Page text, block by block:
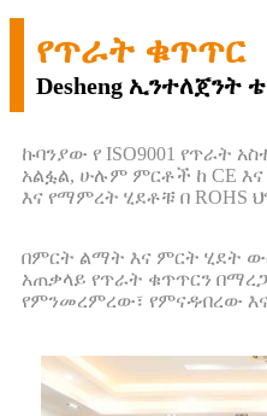
የጥራት ቁጥጥር
Desheng ኢንተለጀንት
ኩባንያው የ ISO9001 የጥራት
አልፏል, ሁሉም ምርቶች ከ CE እና
እና የማምረት ሂደቶቹ በ ROHS
በምርት ልማት እና ምርት ሂደት
አጠቃላይ የጥራት ቁጥጥርን
የምንመረምረው፣ የምናዳብረው